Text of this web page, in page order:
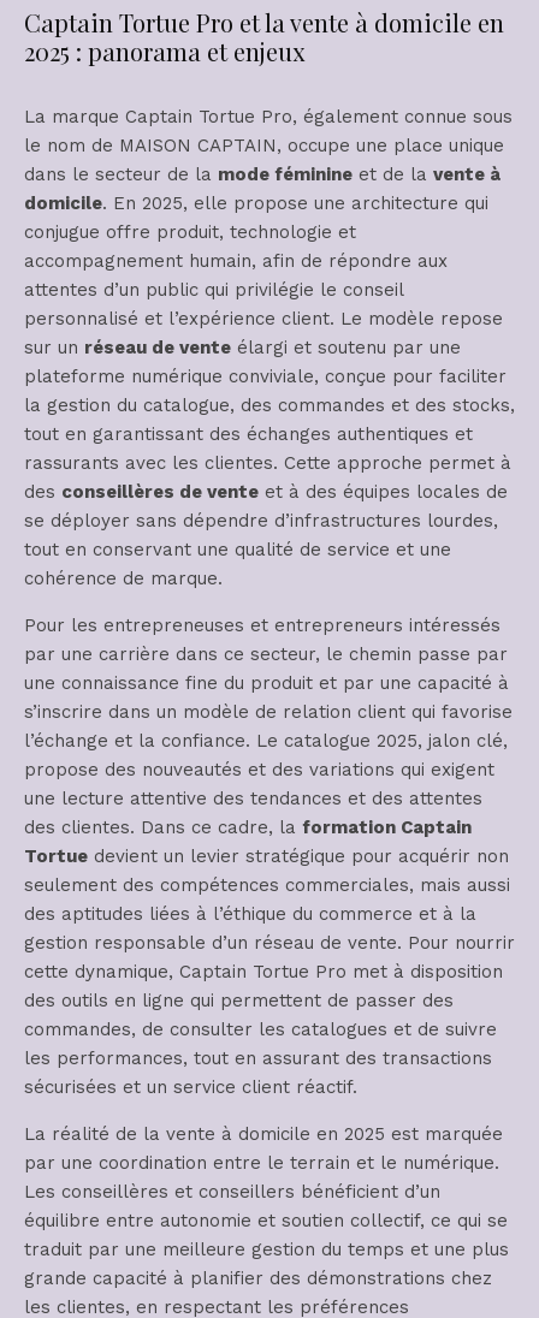
Captain Tortue Pro et la vente à domicile en
2025 : panorama et enjeux
La marque Captain Tortue Pro, également connue sous
le nom de MAISON CAPTAIN, occupe une place unique
dans le secteur de la mode féminine et de la vente à
domicile. En 2025, elle propose une architecture qui
conjugue offre produit, technologie et
accompagnement humain, afin de répondre aux
attentes d’un public qui privilégie le conseil
personnalisé et l’expérience client. Le modèle repose
sur un réseau de vente élargi et soutenu par une
plateforme numérique conviviale, conçue pour faciliter
la gestion du catalogue, des commandes et des stocks,
tout en garantissant des échanges authentiques et
rassurants avec les clientes. Cette approche permet à
des conseillères de vente et à des équipes locales de
se déployer sans dépendre d’infrastructures lourdes,
tout en conservant une qualité de service et une
cohérence de marque.
Pour les entrepreneuses et entrepreneurs intéressés
par une carrière dans ce secteur, le chemin passe par
une connaissance fine du produit et par une capacité à
s’inscrire dans un modèle de relation client qui favorise
l’échange et la confiance. Le catalogue 2025, jalon clé,
propose des nouveautés et des variations qui exigent
une lecture attentive des tendances et des attentes
des clientes. Dans ce cadre, la formation Captain
Tortue devient un levier stratégique pour acquérir non
seulement des compétences commerciales, mais aussi
des aptitudes liées à l’éthique du commerce et à la
gestion responsable d’un réseau de vente. Pour nourrir
cette dynamique, Captain Tortue Pro met à disposition
des outils en ligne qui permettent de passer des
commandes, de consulter les catalogues et de suivre
les performances, tout en assurant des transactions
sécurisées et un service client réactif.
La réalité de la vente à domicile en 2025 est marquée
par une coordination entre le terrain et le numérique.
Les conseillères et conseillers bénéficient d’un
équilibre entre autonomie et soutien collectif, ce qui se
traduit par une meilleure gestion du temps et une plus
grande capacité à planifier des démonstrations chez
les clientes, en respectant les préférences